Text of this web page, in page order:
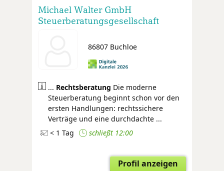
Michael Walter GmbH
Steuerberatungsgesellschaft
86807 Buchloe
... Rechtsberatung Die moderne
Steuerberatung beginnt schon vor den
ersten Handlungen: rechtssichere
Verträge und eine durchdachte ...
< 1 Tag
schließt 12:00
Profil anzeigen